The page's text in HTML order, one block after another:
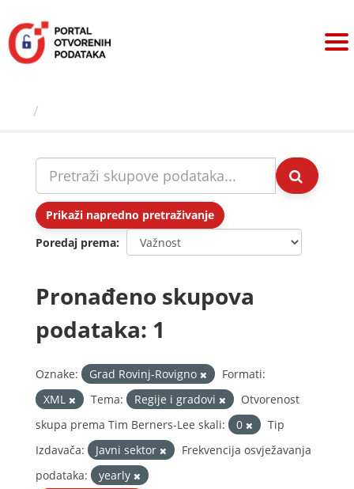
sadržaj
Prikaži napredno pretraživanje
Poredaj prema
Pronađeno skupova
podataka: 1
Oznake: Grad Rovinj-Rovigno
Formati:
XML
Tema: Regije i gradovi
Otvorenost
skupa prema Tim Berners-Lee skali:
0
Tip
Izdavača:
Javni sektor
Frekvencija osvježavanja
podataka:
yearly